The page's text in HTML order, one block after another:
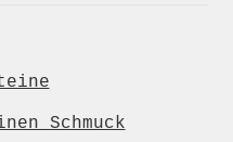
Schmuck